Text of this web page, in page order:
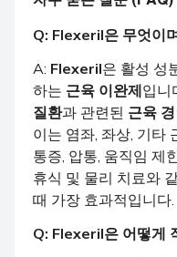
Q: Flexeril은 무엇이
A: Flexeril은 활성 성
하는 근육 이완제입니
질환과 관련된 근육
이는 염좌, 좌상, 기타
통증, 압통, 움직임 제
휴식 및 물리 치료와
때 가장 효과적입니다.
Q: Flexeril은 어떻게